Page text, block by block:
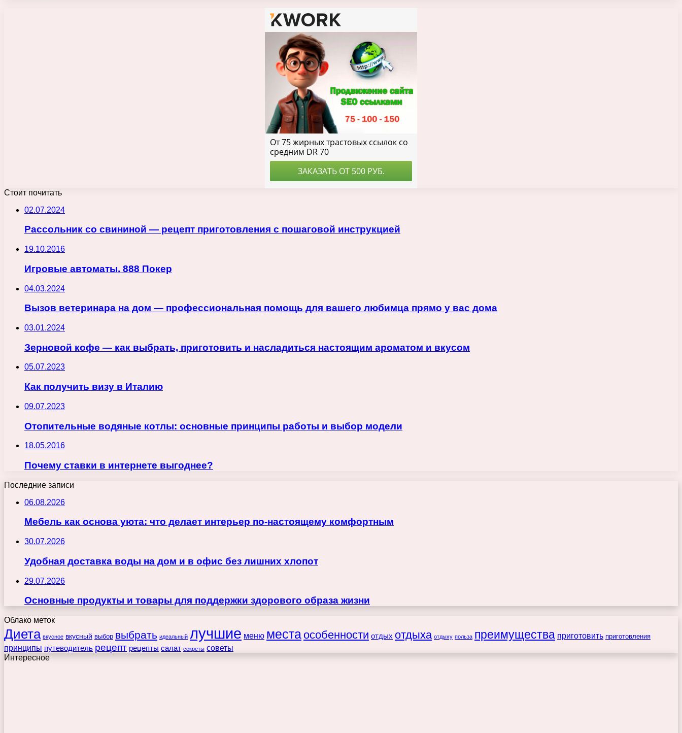
Стоит почитать
02.07.2024
Рассольник со свининой — рецепт приготовления с пошаговой инструкцией
19.10.2016
Игровые автоматы. 888 Покер
04.03.2024
Вызов ветеринара на дом — профессиональная помощь для вашего любимца прямо у вас дома
03.01.2024
Зерновой кофе — как выбрать, приготовить и насладиться настоящим ароматом и вкусом
05.07.2023
Как получить визу в Италию
09.07.2023
Отопительные водяные котлы: основные принципы работы и выбор модели
18.05.2016
Почему ставки в интернете выгоднее?
Последние записи
06.08.2026
Мебель как основа уюта: что делает интерьер по-настоящему комфортным
30.07.2026
Удобная доставка воды на дом и в офис без лишних хлопот
29.07.2026
Основные продукты и товары для поддержки здорового образа жизни
Облако меток
Диета вкусное вкусный выбор выбрать идеальный лучшие меню места особенности отдых отдыха отдыху польза преимущества приготовить приготовления
принципы путеводитель рецепт рецепты салат секреты советы
Интересное